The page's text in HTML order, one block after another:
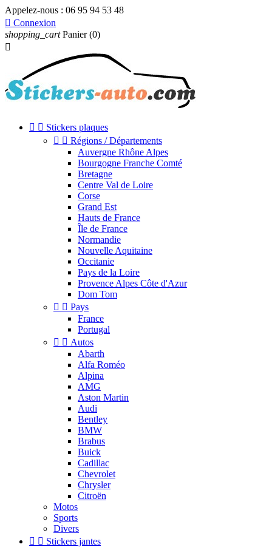
Appelez-nous : 06 95 94 53 48
 Connexion
shopping_cart Panier (0)

  Stickers plaques
  Régions / Départements
Auvergne Rhône Alpes
Bourgogne Franche Comté
Bretagne
Centre Val de Loire
Corse
Grand Est
Hauts de France
Île de France
Normandie
Nouvelle Aquitaine
Occitanie
Pays de la Loire
Provence Alpes Côte d'Azur
Dom Tom
  Pays
France
Portugal
  Autos
Abarth
Alfa Roméo
Alpina
AMG
Aston Martin
Audi
Bentley
BMW
Brabus
Buick
Cadillac
Chevrolet
Chrysler
Citroën
Motos
Sports
Divers
  Stickers jantes